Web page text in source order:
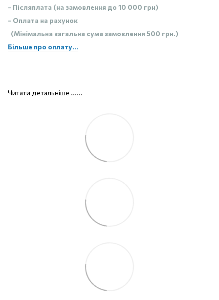
- Післяплата (на замовлення до 10 000 грн)
- Оплата на рахунок
(Мінімальна загальна сума замовлення 500 грн.)
Більше про оплату...
Читати детальніше ......